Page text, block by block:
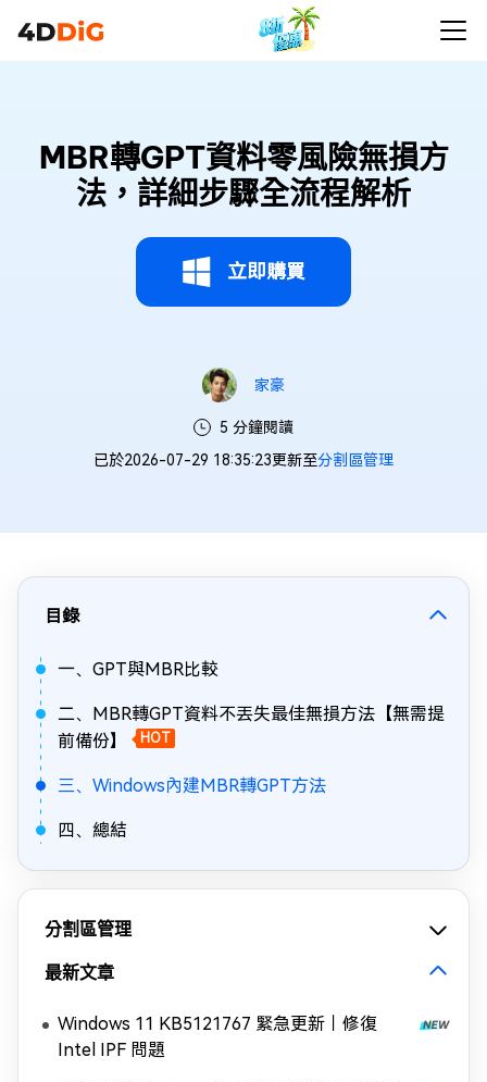
MBR轉GPT資料零風險無損方
法，詳細步驟全流程解析
立即購買
家豪
5 分鐘閱讀
已於2026-07-29 18:35:23更新至分割區管理
目錄
一、GPT與MBR比較
二、MBR轉GPT資料不丟失最佳無損方法【無需提
前備份】
HOT
三、Windows內建MBR轉GPT方法
四、總結
分割區管理
最新文章
Windows 11 KB5121767 緊急更新｜修復
Intel IPF 問題